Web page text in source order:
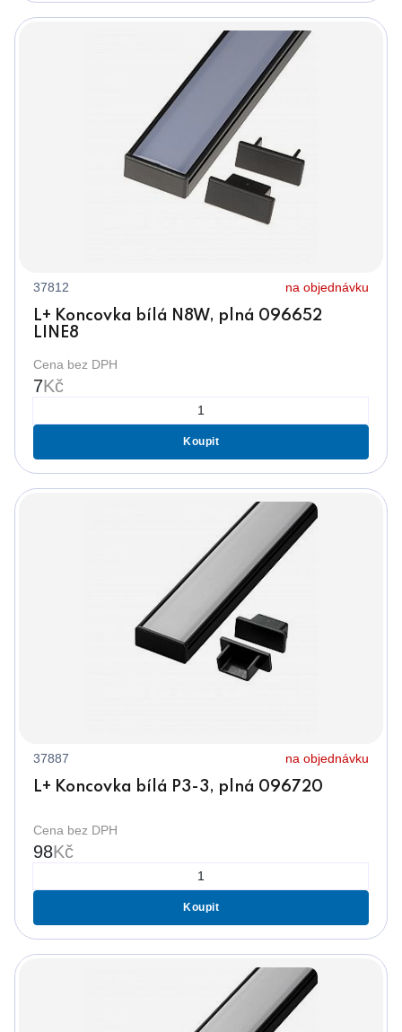
37812 na objednávku
L+ Koncovka bílá N8W, plná 096652
LINE8
Cena bez DPH
7Kč
Koupit
37887 na objednávku
L+ Koncovka bílá P3-3, plná 096720
Cena bez DPH
98Kč
Koupit